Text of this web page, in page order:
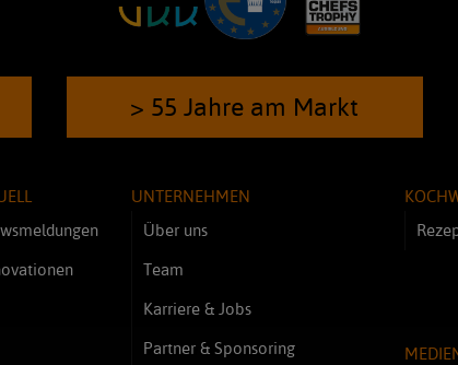
> 55 Jahre am Markt
UNTERNEHMEN
Über uns
Team
Karriere & Jobs
Partner & Sponsoring